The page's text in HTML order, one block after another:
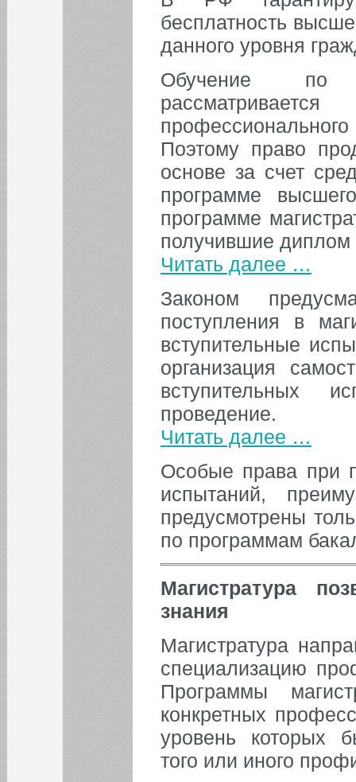
бесплатность
данного уровня
Обучение по
Поэтому право
основе за счет
программе
программе
получившие диплом
Читать далее …
Законом
поступления в
вступительные
организация
вступительных
проведение.
Читать далее …
Особые права при
испытаний,
предусмотрены
по программам
Магистратура
знания
Магистратура
специализацию
Программы
конкретных
уровень которых
того или иного